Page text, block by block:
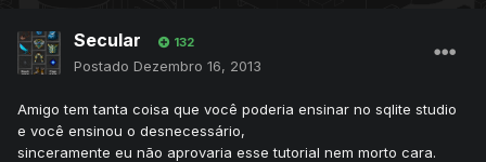
Secular 132
Postado Dezembro 16, 2013
Amigo tem tanta coisa que você poderia ensinar no sqlite studio
e você ensinou o desnecessário,
sinceramente eu não aprovaria esse tutorial nem morto cara.